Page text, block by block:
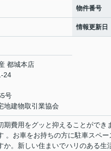
物件番号
情報更新日
都城本店
24
号
地建物取引業協会
期費用をグッと抑えることがで
。お車をお持ちの方に駐車スペ
か。新しい住まいでハリのある